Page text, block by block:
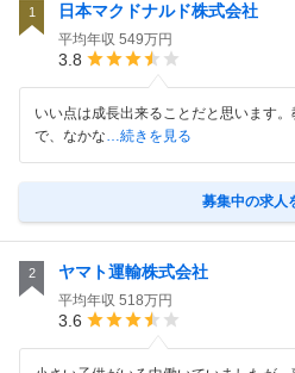
1 日本マクドナルド株式会社
平均年収 549万円
3.8
いい点は成長出来ることだと思います
で、なかな…続きを見る
募集中の求人
2 ヤマト運輸株式会社
平均年収 518万円
3.6